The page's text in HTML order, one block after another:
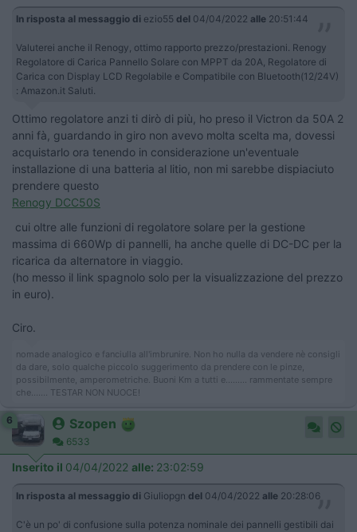
In risposta al messaggio di ezio55 del 04/04/2022 alle 20:51:44
Valuterei anche il Renogy, ottimo rapporto prezzo/prestazioni. Renogy
Regolatore di Carica Pannello Solare con MPPT da 20A, Regolatore di
Carica con Display LCD Regolabile e Compatibile con Bluetooth(12/24V)
: Amazon.it Saluti.
Ottimo regolatore anzi ti dirò di più, ho preso il Victron da 50A 2
anni fà, guardando in giro non avevo molta scelta ma, dovessi
acquistarlo ora tenendo in considerazione un'eventuale
installazione di una batteria al litio, non mi sarebbe dispiaciuto
prendere questo
Renogy DCC50S
cui oltre alle funzioni di regolatore solare per la gestione
massima di 660Wp di pannelli, ha anche quelle di DC-DC per la
ricarica da alternatore in viaggio.
(ho messo il link spagnolo solo per la visualizzazione del prezzo
in euro).
Ciro.
nomade analogico e fanciulla all'imbrunire. Non ho nulla da vendere nè consigli
da dare, solo qualche piccolo suggerimento da prendere con le pinze,
possibilmente, amperometriche. Buoni Km a tutti e......... rammentate sempre
che....... TESTAR NON NUOCE!
6 Szopen
6533
Inserito il 04/04/2022 alle: 23:02:59
In risposta al messaggio di Giuliopgn del 04/04/2022 alle 20:28:06
C'è un po' di confusione sulla potenza nominale dei pannelli gestibili dai